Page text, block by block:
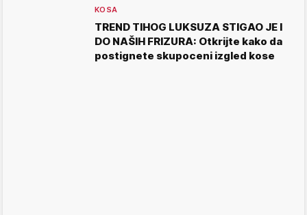
KOSA
TREND TIHOG LUKSUZA STIGAO JE I
DO NAŠIH FRIZURA: Otkrijte kako da
postignete skupoceni izgled kose